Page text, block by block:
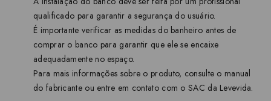
qualificado para garantir a segurança do usuário.
É importante verificar as medidas do banheiro antes de
comprar o banco para garantir que ele se encaixe
adequadamente no espaço.
Para mais informações sobre o produto, consulte o manual
do fabricante ou entre em contato com o SAC da Levevida.